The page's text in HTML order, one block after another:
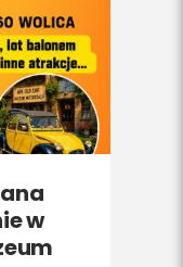
w